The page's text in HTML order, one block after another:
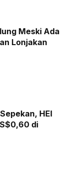
Meski Ada
Lonjakan
HEI
di